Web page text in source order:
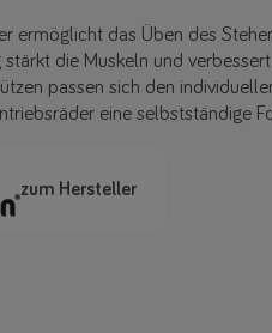
ermöglicht das Üben des
stärkt die Muskeln und
passen sich den
eine selbstständige
zum Hersteller